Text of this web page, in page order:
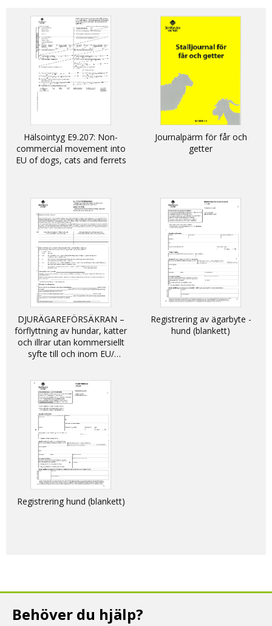
Hälsointyg E9.207: Non-
commercial movement into
EU of dogs, cats and ferrets
Journalpärm för får och
getter
DJURÄGAREFÖRSÄKRAN –
förflyttning av hundar, katter
och illrar utan kommersiellt
syfte till och inom EU/
dogs, cats and ferrets into
and within the EU
Registrering av ägarbyte -
hund (blankett)
Registrering hund (blankett)
Behöver du hjälp?